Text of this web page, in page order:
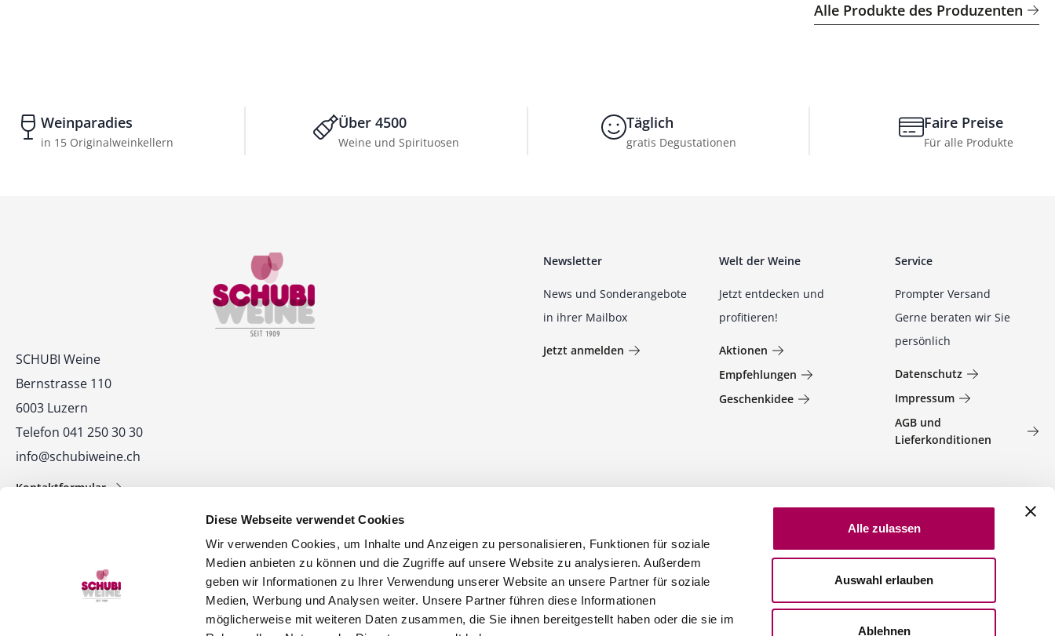
Diese Webseite verwendet Cookies
Wir verwenden Cookies, um Inhalte und Anzeigen zu personalisieren, Funktionen für soziale
Medien anbieten zu können und die Zugriffe auf unsere Website zu analysieren. Außerdem
geben wir Informationen zu Ihrer Verwendung unserer Website an unsere Partner für soziale
Medien, Werbung und Analysen weiter. Unsere Partner führen diese Informationen
möglicherweise mit weiteren Daten zusammen, die Sie ihnen bereitgestellt haben oder die sie im
Alle zulassen
Auswahl erlauben
Ablehnen
Alle Produkte des Produzenten
Weinparadies
in 15 Originalweinkellern
Über 4500
Weine und Spirituosen
Täglich
gratis Degustationen
Faire Preise
Für alle Produkte
Kontakt
SCHUBI Weine
Bernstrasse 110
6003 Luzern
Telefon 041 250 30 30
info@schubiweine.ch
Kontaktformular
Newsletter
News und Sonderangebote
in ihrer Mailbox
Jetzt anmelden
Welt der Weine
Jetzt entdecken und
profitieren!
Aktionen
Empfehlungen
Geschenkidee
Service
Prompter Versand
Gerne beraten wir Sie
persönlich
Datenschutz
Impressum
AGB und
Lieferkonditionen